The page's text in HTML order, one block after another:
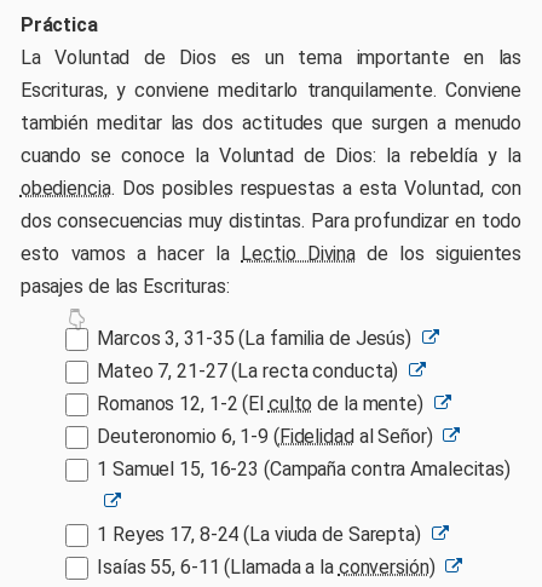
Práctica
La Voluntad de Dios es un tema importante en las
Escrituras, y conviene meditarlo tranquilamente. Conviene
también meditar las dos actitudes que surgen a menudo
cuando se conoce la Voluntad de Dios: la rebeldía y la
obediencia. Dos posibles respuestas a esta Voluntad, con
dos consecuencias muy distintas. Para profundizar en todo
esto vamos a hacer la
Lectio Divina de los siguientes
pasajes de las Escrituras:
Marcos 3, 31-35 (La familia de Jesús)
Mateo 7, 21-27 (La recta conducta)
Romanos 12, 1-2 (El culto de la mente)
Deuteronomio 6, 1-9 ( Fidelidad al Señor)
1 Samuel 15, 16-23 (Campaña contra Amalecitas)
1 Reyes 17, 8-24 (La viuda de Sarepta)
Isaías 55, 6-11 (Llamada a la conversión)